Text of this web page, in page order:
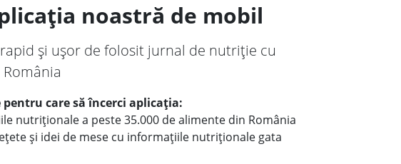
noastră de mobil
rapid și ușor de folosit jurnal de nutriție cu
care să încerci aplicația:
nutriționale a peste 35.000 de alimente din România
și idei de mese cu informațiile nutriționale gata